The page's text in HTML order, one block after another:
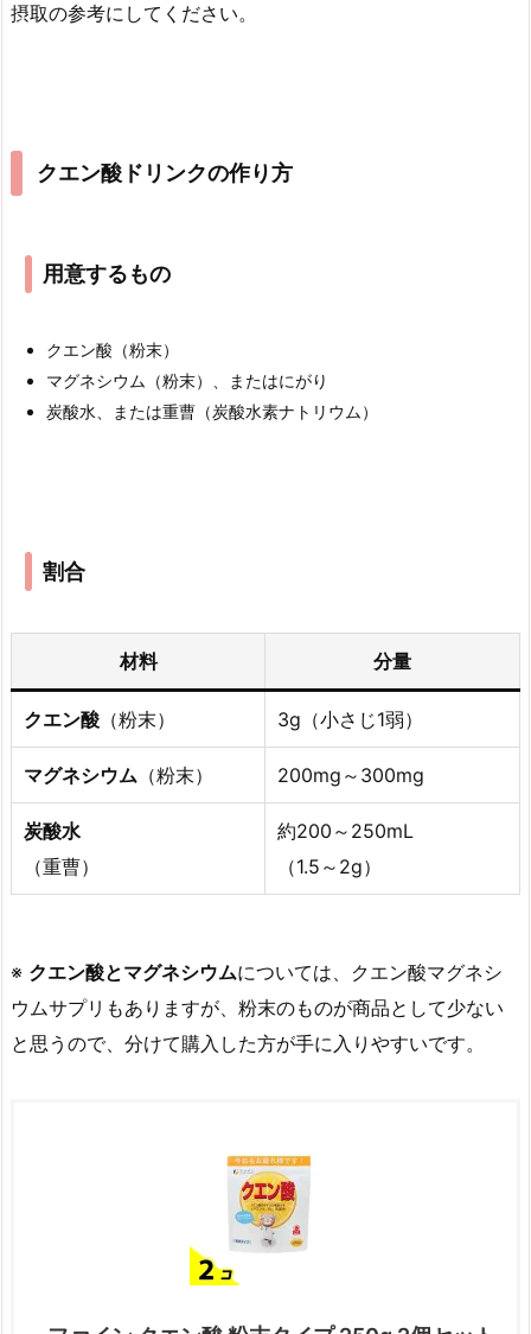
摂取の参考にしてください。
クエン酸ドリンクの作り方
用意するもの
クエン酸（粉末）
マグネシウム（粉末）、またはにがり
炭酸水、または重曹（炭酸水素ナトリウム）
割合
材料 分量
クエン酸 （粉末） 3g（小さじ1弱）
マグネシウム （粉末） 200mg～300mg
炭酸水
（重曹）
約200～250mL
（1.5～2g）
※ クエン酸とマグネシウムについては、クエン酸マグネシ
ウムサプリもありますが、粉末のものが商品として少ない
と思うので、分けて購入した方が手に入りやすいです。